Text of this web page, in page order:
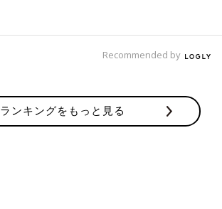
Recommended by
ランキングをもっと見る